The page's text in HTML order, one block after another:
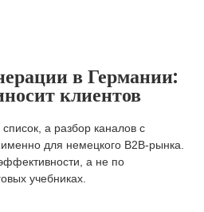
в Германии:
клиентов
а разбор каналов с
для немецкого B2B-рынка.
а не по
учебниках.